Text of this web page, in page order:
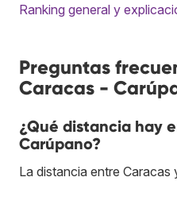
Ranking general y
Preguntas
Caracas -
¿Qué distancia hay
Carúpano?
La distancia entre Caracas